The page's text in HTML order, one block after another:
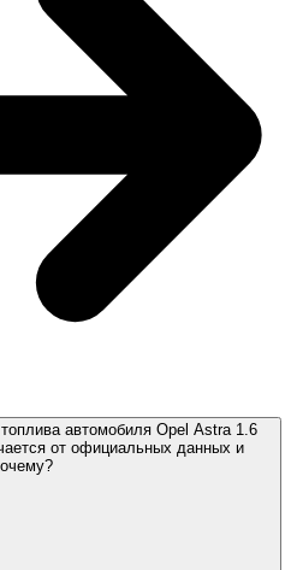
автомобиля Opel Astra 1.6
от официальных данных и